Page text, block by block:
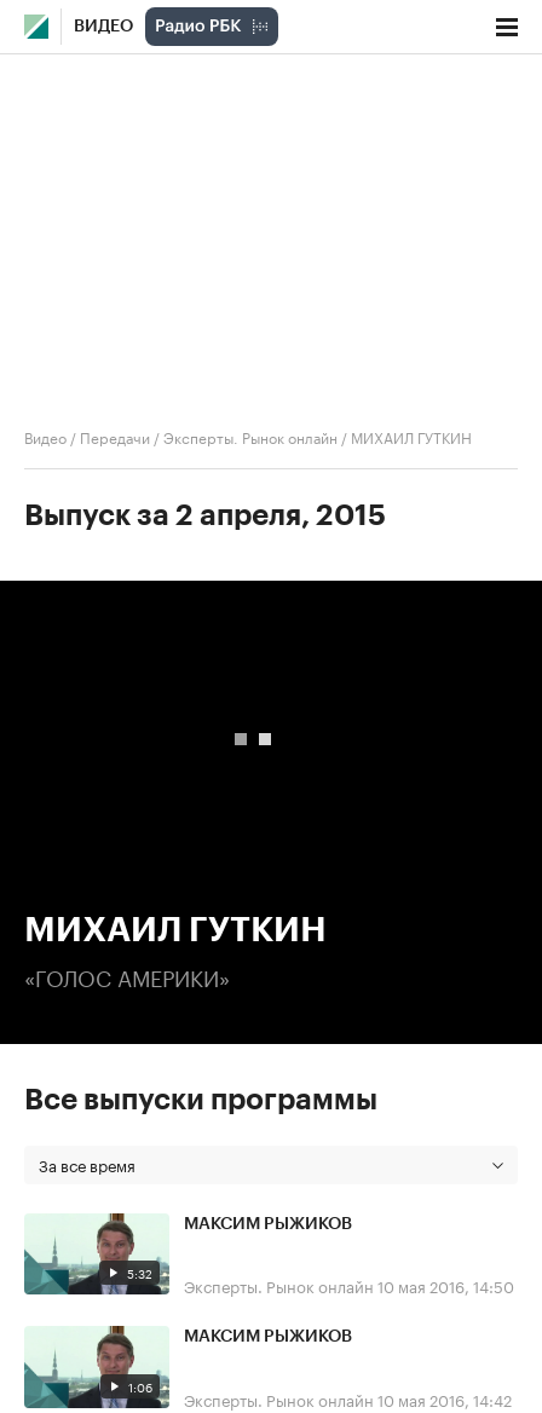
ВИДЕО
Видео / Передачи /Эксперты. Рынок онлайн / МИХАИЛ ГУТКИН
Выпуск за 2 апреля, 2015
МИХАИЛ ГУТКИН
«ГОЛОС АМЕРИКИ»
Все выпуски программы
За все время
5:32
МАКСИМ РЫЖИКОВ
Эксперты. Рынок онлайн 10 мая 2016, 14:50
1:06
МАКСИМ РЫЖИКОВ
Эксперты. Рынок онлайн 10 мая 2016, 14:42